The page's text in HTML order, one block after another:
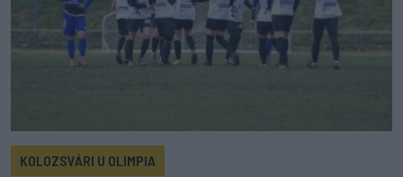
KOLOZSVÁRI U OLIMPIA